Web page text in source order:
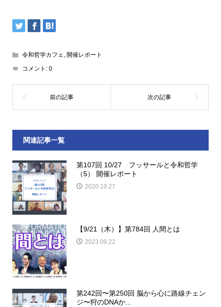
令和哲学カフェ, 開催レポート
コメント: 0
関連記事一覧
第107回 10/27 フッサールと令和哲学
（5） 開催レポート
2020.10.27
【9/21（木）】第784回 人間とは
2023.09.22
第242回〜第250回 脳から心に路線チェン
ジ〜狩のDNAか...